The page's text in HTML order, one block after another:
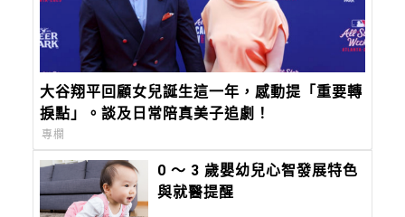
大谷翔平回顧女兒誕生這一年，感動提「重要轉
捩點」。談及日常陪真美子追劇！
專欄
0 ～ 3 歲嬰幼兒心智發展特色
與就醫提醒